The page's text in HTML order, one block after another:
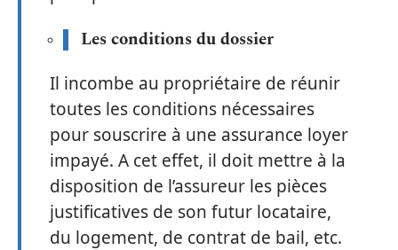
Les conditions du dossier
Il incombe au propriétaire de réunir
toutes les conditions nécessaires
pour souscrire à une assurance loyer
impayé. A cet effet, il doit mettre à la
disposition de l’assureur les pièces
justificatives de son futur locataire,
du logement, de contrat de bail, etc.